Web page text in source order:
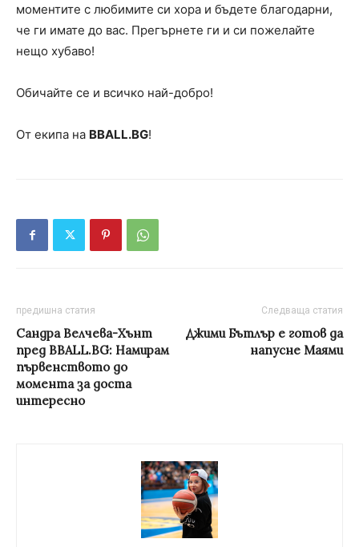
моментите с любимите си хора и бъдете благодарни,
че ги имате до вас. Прегърнете ги и си пожелайте
нещо хубаво!
Обичайте се и всичко най-добро!
От екипа на BBALL.BG!
предишна статия
Сандра Велчева-Хънт
пред BBALL.BG: Намирам
първенството до
момента за доста
интересно
Следваща статия
Джими Бътлър е готов да
напусне Маями